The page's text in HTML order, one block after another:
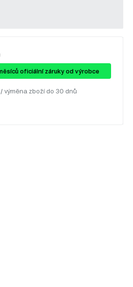
oficiální záruky od výrobce
výměna zboží do 30 dnů